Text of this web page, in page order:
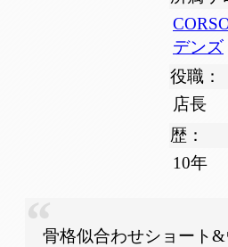
デンズ
役職：
店長
歴：
10年
骨格似合わせショート